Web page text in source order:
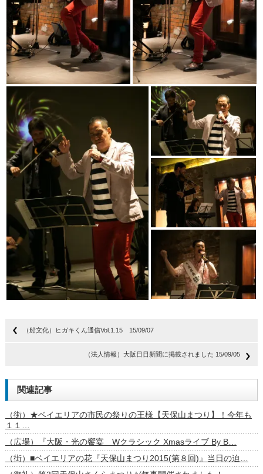
（船文化）ヒガキくん通信Vol.1.15 15/09/07
（法人情報）大阪日日新聞に掲載されました 15/09/05
関連記事
（街）★ベイエリアの市民の祭りの王様【天保山まつり】！今年も
１１…
（広場）『大阪・光の饗宴 Wクラシック Xmasライブ By B…
（街）■ベイエリアの花『天保山まつり2015(第８回)』当日の迫…